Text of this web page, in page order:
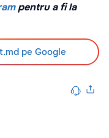
pentru a fi la
pe Google